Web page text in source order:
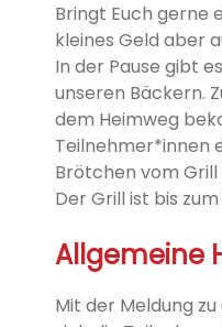
Bringt Euch gerne
kleines Geld aber
In der Pause gibt
unseren Bäckern.
dem Heimweg
Teilnehmer*innen
Brötchen vom
Der Grill ist bis
Allgemeine
Mit der Meldung